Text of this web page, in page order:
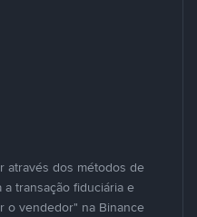
através dos métodos de
transação fiduciária e
o vendedor" na Binance